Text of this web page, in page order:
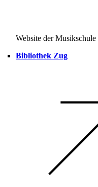
Website der
Bibliothek Zug